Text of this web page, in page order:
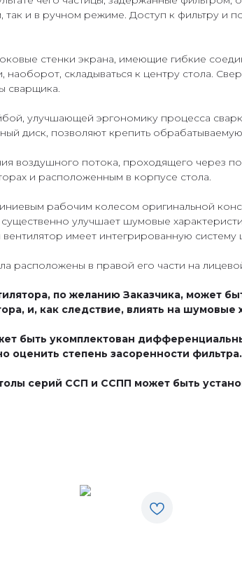
так и в ручном режиме. Доступ к фильтру
стенки экрана, имеющие гибкие
наоборот, складываться к центру стола.
сварщика.
улучшающей эргономику процесса
диск, позволяют крепить
воздушного потока, проходящего через
и расположенным в корпусе стола.
рабочим колесом оригинальной
существенно улучшает шумовые
имеет интегрированную
расположены в правой его части на
по желанию Заказчика, может
и, как следствие, влиять на шумовые
быть укомплектован
оценить степень засоренности фильтра.
серий ССП и ССПП может быть